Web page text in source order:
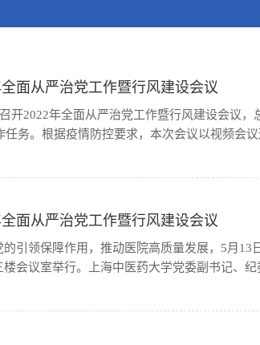
面从严治党工作暨行风建设会议
开2022年全面从严治党工作暨行风建设会议
任务。根据疫情防控要求，本次会议以视频会
面从严治党工作暨行风建设会议
引领保障作用，推动医院高质量发展，5月13
会议室举行。上海中医药大学党委副书记、